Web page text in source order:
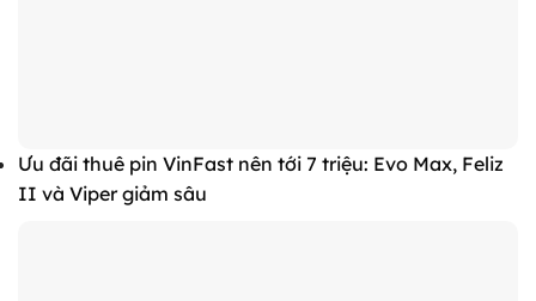
Ưu đãi thuê pin VinFast nên tới 7 triệu: Evo Max, Feliz
II và Viper giảm sâu